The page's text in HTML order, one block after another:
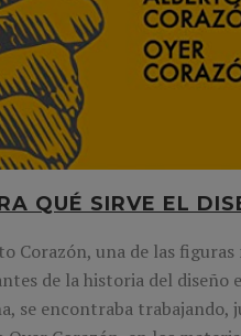
QUÉ SIRVE EL
Corazón, una de las figuras
de la historia del diseño
se encontraba trabajando,